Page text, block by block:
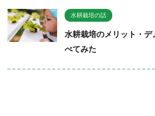
水耕栽培の話
水耕栽培のメリット・デ
べてみた